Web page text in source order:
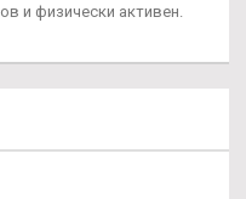
и физически активен.